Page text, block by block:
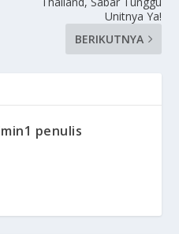
Unitnya Ya!
BERIKUTNYA
penulis